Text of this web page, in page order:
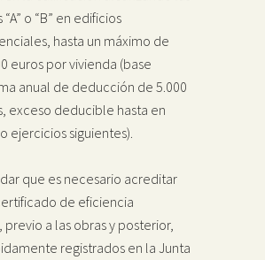
o “B” en edificios
hasta un máximo de
euros por vivienda (base
anual de deducción de 5.000
exceso deducible hasta en
ejercicios siguientes).
que es necesario acreditar
de eficiencia
a las obras y posterior,
registrados en la Junta